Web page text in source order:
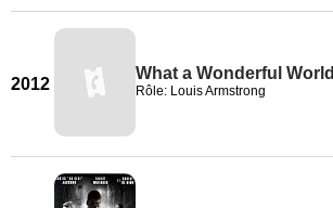
2012
What a Wonderful World
Rôle: Louis Armstrong